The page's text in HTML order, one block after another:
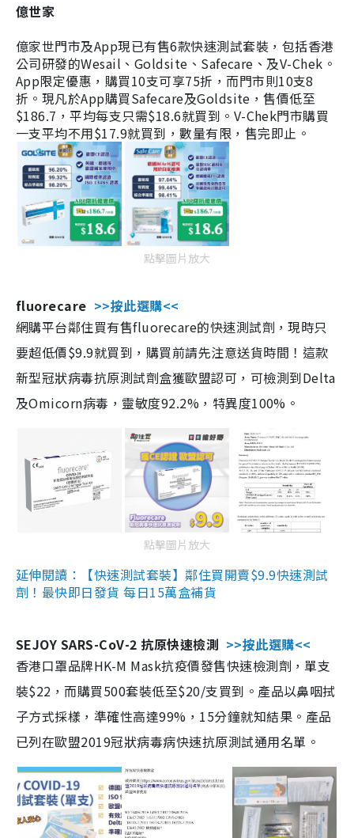
億世家
億家世門市及App現已有售6款快速測試套裝，包括香港
公司研發的Wesail、Goldsite、Safecare、及V-Chek。
App限定優惠，購買10支可享75折，而門市則10支8
折。現凡於App購買Safecare及Goldsite，售價低至
$186.7，平均每支只需$18.6就買到。V-Chek門市購買
一支平均不用$17.9就買到，數量有限，售完即止。
點擊圖片放大
fluorecare >>按此選購<<
網購平台鄰住買有售fluorecare的快速測試劑，現時只
要超低價$9.9就買到，購買前請先注意送貨時間！這款
新型冠狀病毒抗原測試劑盒獲歐盟認可，可檢測到Delta
及Omicorn病毒，靈敏度92.2%，特異度100%。
點擊圖片放大
延伸閱讀：【快速測試套裝】鄰住買開賣$9.9快速測試
劑！最快即日發貨 每日15萬盒補貨
SEJOY SARS-CoV-2 抗原快速檢測 >>按此選購<<
香港口罩品牌HK-M Mask抗疫價發售快速檢測劑，單支
裝$22，而購買500套裝低至$20/支買到。產品以鼻咽拭
子方式採樣，準確性高達99%，15分鐘就知結果。產品
已列在歐盟2019冠狀病毒病快速抗原測試通用名單。